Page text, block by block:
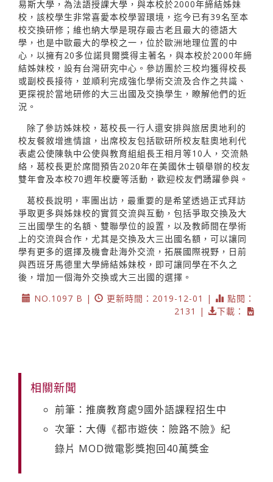
易斯大學，為法語授課大學，與本校於2000年締結姊妹
校，該校學生非常喜愛本校學習環境，迄今已有39名至本
校交換研修；維也納大學是現存最古老且最大的德語大
學，也是中歐最大的學校之一，位於歐洲地理位置的中
心，以擁有20多位諾貝爾獎得主著名，與本校於2000年締
結姊妹校，設有台灣研究中心。參訪團於三校均獲得校長
或副校長接待，並順利完成強化學術交流及合作之共識、
更探視於當地研修的大三出國及交換學生，瞭解他們的近
況。
除了參訪姊妹校，葛校長一行人還安排與旅居奧地利的
校友餐敘增進情誼，出席校友包括歐研所校友駐奧地利代
表處公使陳執中公使與教育組組長王相月等10人，交流熱
絡，葛校長更於席間預告2020年在美國休士頓舉辦的校友
雙年會及本校70週年校慶等活動，歡迎校友們踴躍參與。
葛校長說明，率團出訪，最重要的是希望透過正式拜訪
爭取更多與姊妹校的實質交流與互動，包括爭取交換及大
三出國學生的名額、雙聯學位的設置，以及教師間在學術
上的交流與合作，尤其是交換及大三出國名額，可以讓同
學有更多的選擇及機會赴海外交流，拓展國際視野，日前
與西班牙馬德里大學締結姊妹校，即可讓同學在不久之
後，增加一個海外交換或大三出國的選擇。
NO.1097 B |
更新時間：2019-12-01 |
點閱：
2131 |
下載：
相關新聞
前筆：推廣教育處9國外語課程招生中
次筆：大傳《都市遊俠：險路不險》紀
錄片 MOD微電影獎抱回40萬獎金